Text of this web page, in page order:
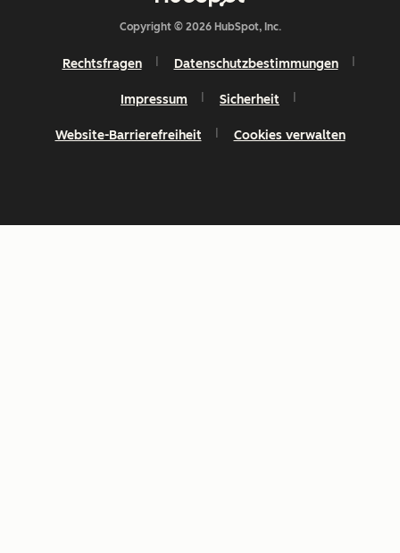
Copyright © 2026 HubSpot, Inc.
Rechtsfragen Datenschutzbestimmungen
Impressum Sicherheit
Website-Barrierefreiheit Cookies verwalten